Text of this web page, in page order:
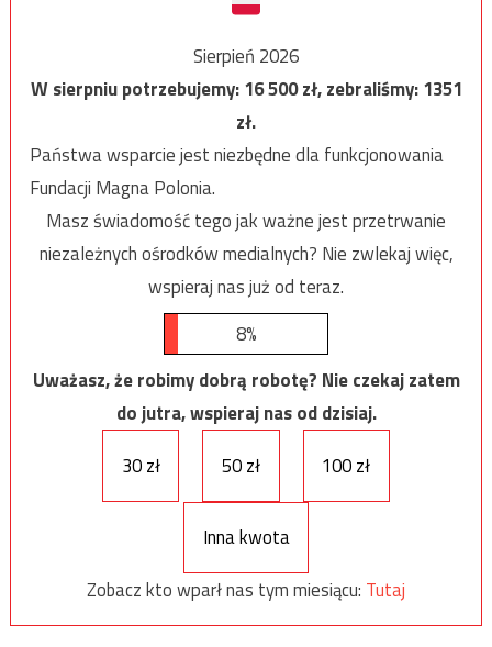
Sierpień 2026
W sierpniu potrzebujemy:16 500zł, zebraliśmy:1351
zł.
Państwa wsparcie jest niezbędne dla funkcjonowania
Fundacji Magna Polonia.
Masz świadomość tego jak ważne jest przetrwanie
niezależnych ośrodków medialnych? Nie zwlekaj więc,
wspieraj nas już od teraz.
8%
Uważasz, że robimy dobrą robotę? Nie czekaj zatem
do jutra, wspieraj nas od dzisiaj.
30 zł
50 zł 100 zł
Inna kwota
Zobacz kto wparł nas tym miesiącu: Tutaj